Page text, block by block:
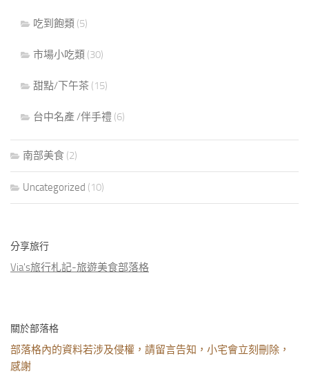
吃到飽類 (5)
市場小吃類 (30)
甜點/下午茶 (15)
台中名產 /伴手禮 (6)
南部美食 (2)
Uncategorized (10)
分享旅行
Via's旅行札記-旅遊美食部落格
關於部落格
部落格內的資料若涉及侵權，請留言告知，小宅會立刻刪除，
感謝